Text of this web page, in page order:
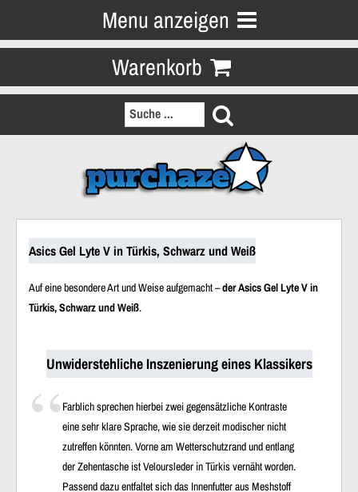
Menu anzeigen
Warenkorb
Asics Gel Lyte V in Türkis, Schwarz und Weiß
Auf eine besondere Art und Weise aufgemacht –der Asics Gel Lyte V in
Türkis, Schwarz und Weiß.
Unwiderstehliche Inszenierung eines Klassikers
Farblich sprechen hierbei zwei gegensätzliche Kontraste
eine sehr klare Sprache, wie sie derzeit modischer nicht
zutreffen könnten. Vorne am Wetterschutzrand und entlang
der Zehentasche ist Veloursleder in Türkis vernäht worden.
Passend dazu entfaltet sich das Innenfutter aus Meshstoff